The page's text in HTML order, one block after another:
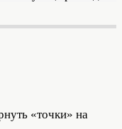
«точки» на